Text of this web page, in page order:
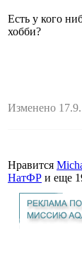
Есть у кого
хобби?
Изменено
Нравится
НатФР и еще